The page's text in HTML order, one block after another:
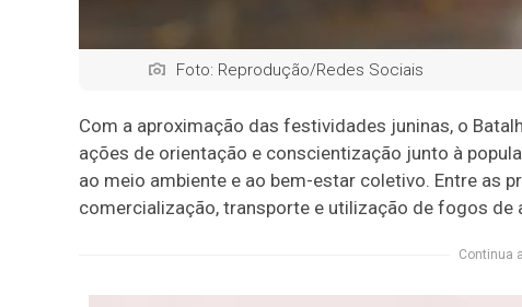
Foto: Reprodução/Redes Sociais
Com a aproximação das festividades juninas, o
ações de orientação e conscientização junto à
ao meio ambiente e ao bem-estar coletivo. Entre as
comercialização, transporte e utilização de fogos
Continua